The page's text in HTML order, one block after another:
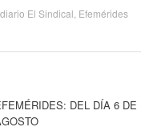
diario El Sindical Efemérides
DEL DÍA 6 DE